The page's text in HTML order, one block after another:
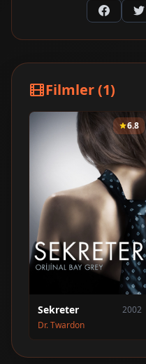
Filmler (1)
6.8
Sekreter
2002
Dr. Twardon